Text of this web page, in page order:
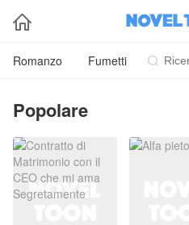

Romanzo Fumetti 
Popolare